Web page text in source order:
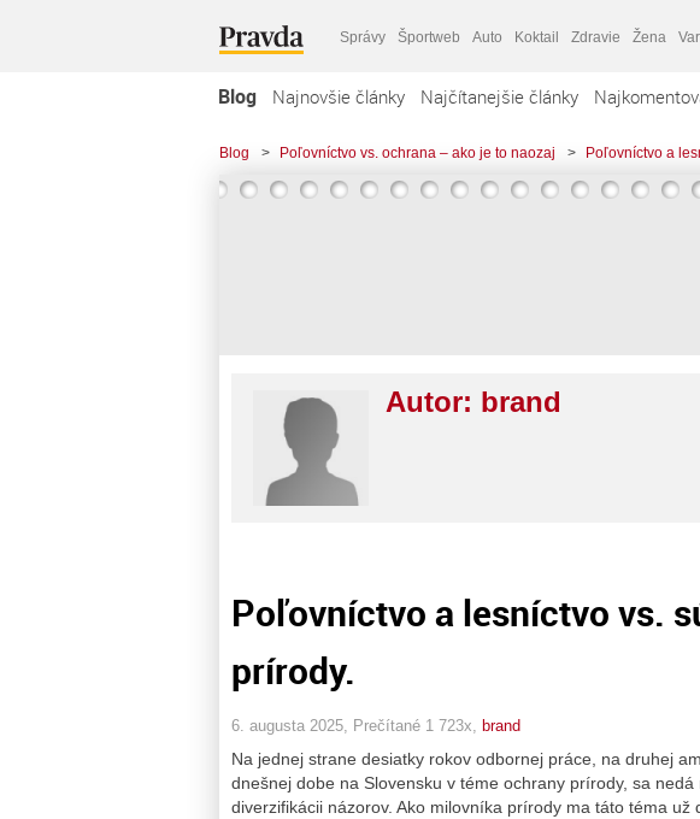
Správy Športweb Auto Koktail Zdravie Žena
Blog Najnovšie články Najčítanejšie články
Blog > Poľovníctvo vs. ochrana – ako je to naozaj > Poľovníctvo a
Autor: brand
Poľovníctvo a lesníctvo vs.
prírody.
6. augusta 2025, Prečítané 1 723x, brand
Na jednej strane desiatky rokov odbornej práce, na druhej
dnešnej dobe na Slovensku v téme ochrany prírody, sa
diverzifikácii názorov. Ako milovníka prírody ma táto téma už